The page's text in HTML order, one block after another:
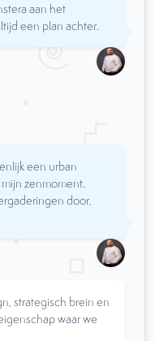
aan het
een plan achter.
een urban
zenmoment.
door,
strategisch brein en
waar we